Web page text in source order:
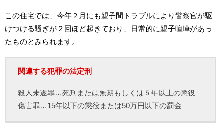
この住宅では、今年２月にも親子間トラブルにより警察官が駆
けつける騒ぎが２回ほど起きており、日常的に親子喧嘩があっ
たものとみられます。
関連する犯罪の法定刑
殺人未遂罪…死刑または無期もしくは５年以上の懲役
傷害罪…15年以下の懲役または50万円以下の罰金